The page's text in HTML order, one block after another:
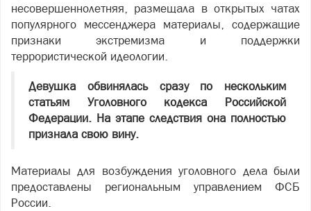
несовершеннолетняя, размещала в открытых чатах
популярного мессенджера материалы, содержащие
признаки экстремизма и поддержки
террористической идеологии.
Девушка обвинялась сразу по нескольким
статьям Уголовного кодекса Российской
Федерации. На этапе следствия она полностью
признала свою вину.
Материалы для возбуждения уголовного дела были
предоставлены региональным управлением ФСБ
России.